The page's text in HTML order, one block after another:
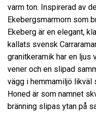
varm ton. Inspirerad av
Ekebergsmarmorn som
Ekeberg är en elegant,
kallats svensk
granitkeramik har en ljus
vener och en slipad
vägg i hemmamiljö likväl
Honed är som namnet
bränning slipas ytan på